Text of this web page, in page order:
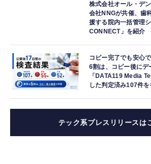
株式会社オール・デ
会社NNGが共催、歯
援する院内一括管理
CONNECT」を紹介
コピー完了でも安心
6割は、コピー後にデ
「DATA119 Media
した判定済み107件
テック系プレスリリースは